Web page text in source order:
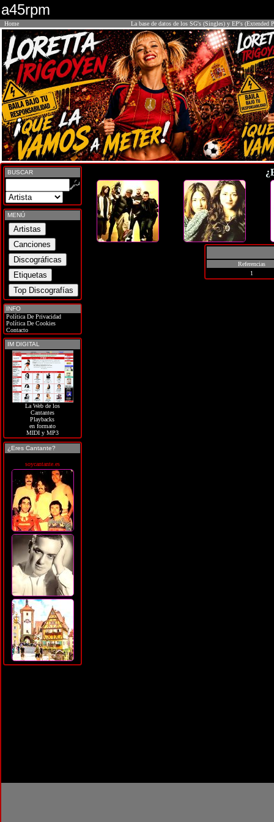
a45rpm
Home La base de datos de los SG's (Singles) y EP's (Extended
BUSCAR
MENÚ
INFO
Política De Privacidad
Política De Cookies
Contacto
IM DIGITAL
La Web de los
Cantantes
Playbacks
en formato
MIDI y MP3
¿Eres Cantante?
soycantante.es
Referencias
1